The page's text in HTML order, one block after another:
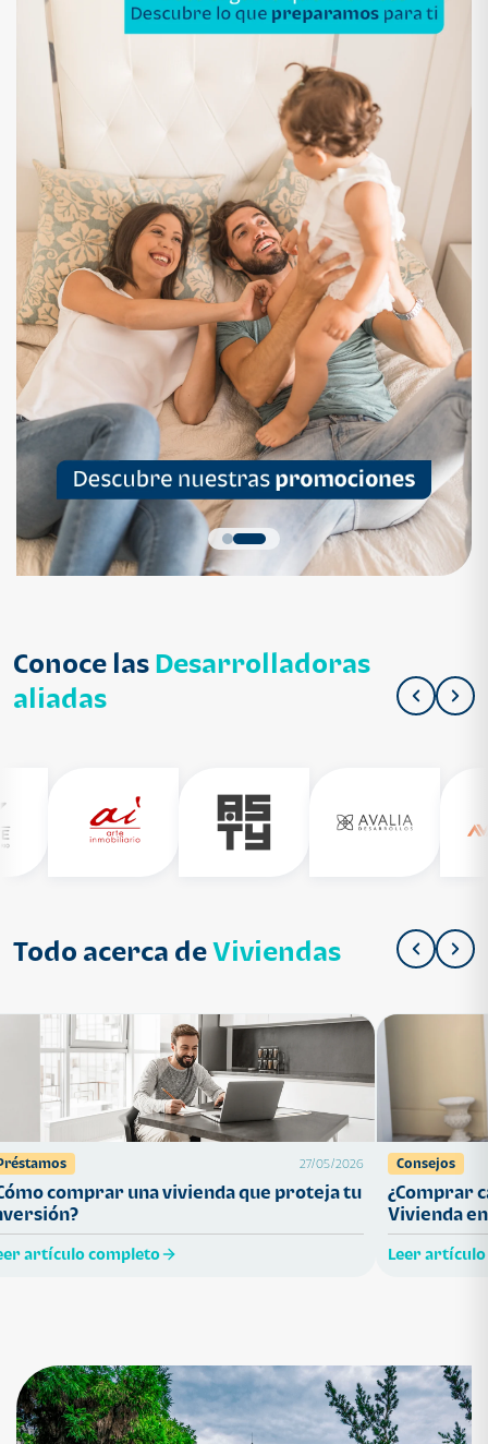
Conoce las Desarrolladoras
aliadas
Todo acerca deViviendas
27/05/2026
comprar una vivienda que proteja tu
artículo completo
Consejos
¿Comprar
Vivienda
Leer